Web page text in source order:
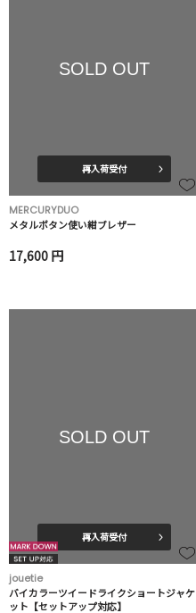
SOLD OUT
再入荷受付
MERCURYDUO
メタルボタン使い紺ブレザー
17,600 円
SOLD OUT
再入荷受付
jouetie
バイカラーツイードライクショートジャケ
ット【セットアップ対応】